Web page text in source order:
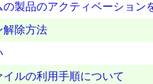
製品のアクティベーション
解除方法
ルの利用手順について